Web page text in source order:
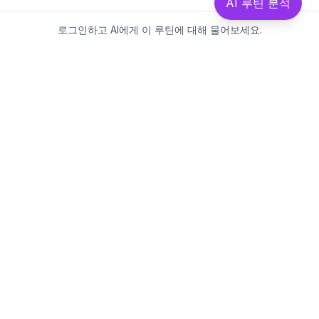
로그인하고 AI에게 이 루틴에 대해 물어보세요.
AI 루틴 분석